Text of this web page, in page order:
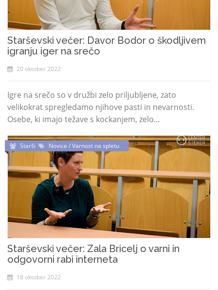
Starševski večer: Davor Bodor o škodljivem
igranju iger na srečo
20 oktober 2022
Igre na srečo so v družbi zelo priljubljene, zato
velikokrat spregledamo njihove pasti in nevarnosti.
Osebe, ki imajo težave s kockanjem, zelo…
Starši Novice / Varnost na spletu
Starševski večer: Zala Bricelj o varni in
odgovorni rabi interneta
18 oktober 2022